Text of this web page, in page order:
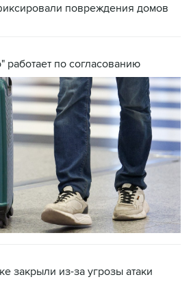
повреждения домов
работает по согласованию
закрыли из-за угрозы атаки